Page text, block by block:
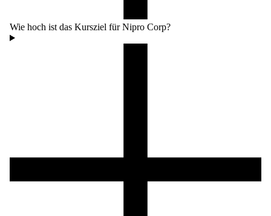
Wie hoch ist das Kursziel für Nipro Corp?